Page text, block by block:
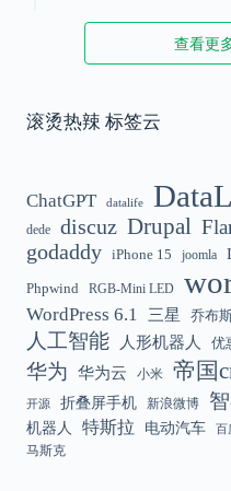
12:01
Microsoft 投入 25
12:01
Meta 内部模型接
12:01
Gemini 3.5 Flash
理能力”
12:01
美国解除
出口限制
查看更
滚烫热辣 标签云
ChatGPT datalife
dede discuz Drupal
godaddy iPhone 15 joomla
Phpwind RGB-Mini LED
WordPress 6.1 三星 乔布
人工智能 人形机器人 优
华为 华为云 小米 帝国
开源 折叠屏手机 新浪微博
机器人
特斯拉 电动汽车 百
马斯克